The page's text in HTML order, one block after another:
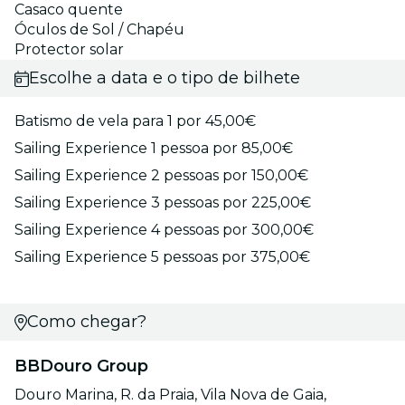
Casaco quente
Óculos de Sol / Chapéu
Protector solar
Escolhe a data e o tipo de bilhete
Batismo de vela para 1 por 45,00€
Sailing Experience 1 pessoa por 85,00€
Sailing Experience 2 pessoas por 150,00€
Sailing Experience 3 pessoas por 225,00€
Sailing Experience 4 pessoas por 300,00€
Sailing Experience 5 pessoas por 375,00€
Como chegar?
BBDouro Group
Douro Marina, R. da Praia, Vila Nova de Gaia,